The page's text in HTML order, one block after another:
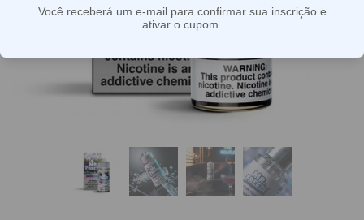
Você receberá um e-mail para confirmar sua inscrição e
ativar o cupom.